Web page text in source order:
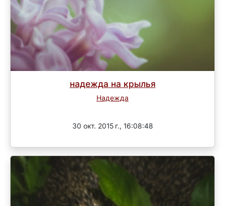
надежда на крылья
Надежда
30 окт. 2015 г., 16:08:48